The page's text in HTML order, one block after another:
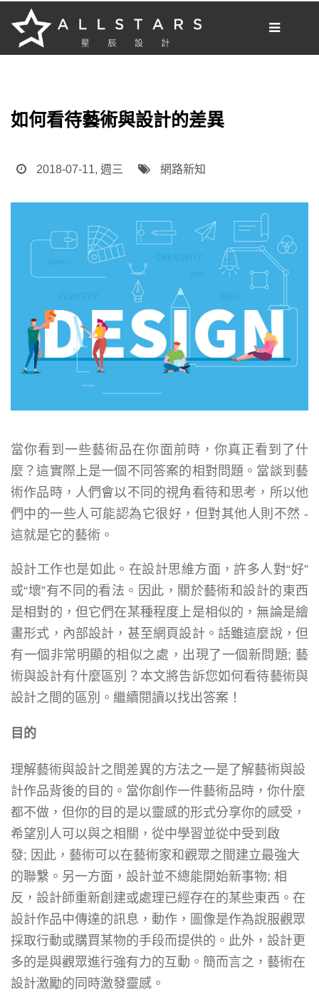
如何看待藝術與設計的差異
2018-07-11, 週三 網路新知
當你看到一些藝術品在你面前時，你真正看到了什
麼？這實際上是一個不同答案的相對問題。當談到藝
術作品時，人們會以不同的視角看待和思考，所以他
們中的一些人可能認為它很好，但對其他人則不然 -
這就是它的藝術。
設計工作也是如此。在設計思維方面，許多人對“好”
或“壞”有不同的看法。因此，關於藝術和設計的東西
是相對的，但它們在某種程度上是相似的，無論是繪
畫形式，內部設計，甚至網頁設計。話雖這麼說，但
有一個非常明顯的相似之處，出現了一個新問題; 藝
術與設計有什麼區別？本文將告訴您如何看待藝術與
設計之間的區別。繼續閱讀以找出答案！
目的
理解藝術與設計之間差異的方法之一是了解藝術與設
計作品背後的目的。當你創作一件藝術品時，你什麼
都不做，但你的目的是以靈感的形式分享你的感受，
希望別人可以與之相關，從中學習並從中受到啟
發; 因此，藝術可以在藝術家和觀眾之間建立最強大
的聯繫。另一方面，設計並不總能開始新事物; 相
反，設計師重新創建或處理已經存在的某些東西。在
設計作品中傳達的訊息，動作，圖像是作為說服觀眾
採取行動或購買某物的手段而提供的。此外，設計更
多的是與觀眾進行強有力的互動。簡而言之，藝術在
設計激勵的同時激發靈感。
[我想要做網站]
網站開發
網站小知識
網頁設計